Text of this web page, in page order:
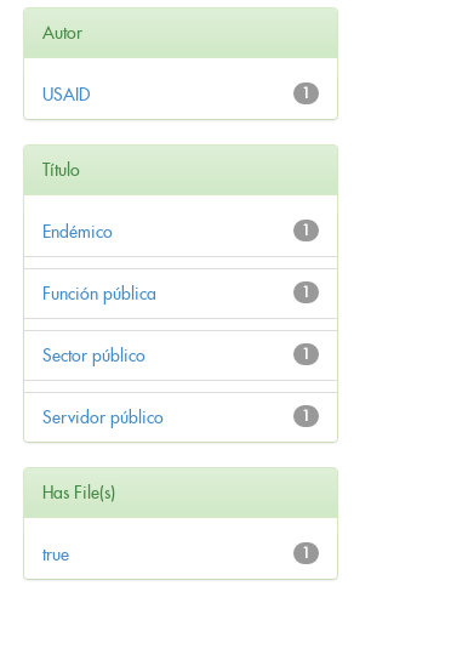
Autor
1
USAID
Título
1
Endémico
1
Función pública
1
Sector público
1
Servidor público
Has File(s)
1
true